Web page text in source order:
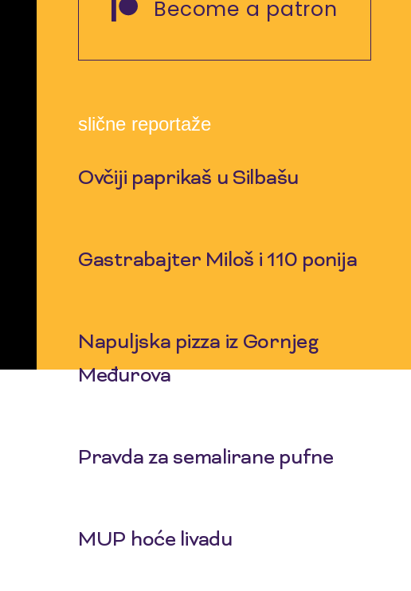
Become a patron
slične reportaže
Ovčiji paprikaš u Silbašu
Gastrabajter Miloš i 110 ponija
Napuljska pizza iz Gornjeg
Međurova
Pravda za semalirane pufne
MUP hoće livadu